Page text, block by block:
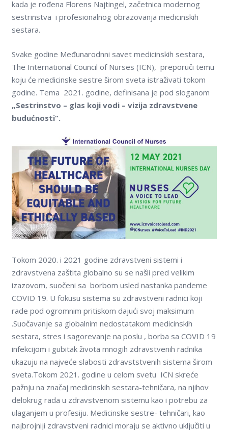
Kontakt
kada je rođena Florens Najtingel, začetnica modernog
sestrinstva i profesionalnog obrazovanja medicinskih
sestara.
Svake godine Međunarodnni savet medicinskih sestara,
The International Council of Nurses (ICN), preporuči temu
koju će medicinske sestre širom sveta istraživati tokom
godine. Tema 2021. godine, definisana je pod sloganom
„Sestrinstvo – glas koji vodi – vizija zdravstvene
budućnosti“.
Tokom 2020. i 2021 godine zdravstveni sistemi i
zdravstvena zaštita globalno su se našli pred velikim
izazovom, suočeni sa borbom usled nastanka pandeme
COVID 19. U fokusu sistema su zdravstveni radnici koji
rade pod ogromnim pritiskom dajući svoj maksimum
.Suočavanje sa globalnim nedostatakom medicinskih
sestara, stres i sagorevanje na poslu , borba sa COVID 19
infekcijom i gubitak života mnogih zdravstvenih radnika
ukazuju na najveće slabosti zdravststvenih sistema širom
sveta.Tokom 2021. godine u celom svetu ICN skreće
pažnju na značaj medicinskih sestara-tehničara, na njihov
delokrug rada u zdravstvenom sistemu kao i potrebu za
ulaganjem u profesiju. Medicinske sestre- tehničari, kao
najbrojniji zdravstveni radnici moraju se aktivno uklјučiti u